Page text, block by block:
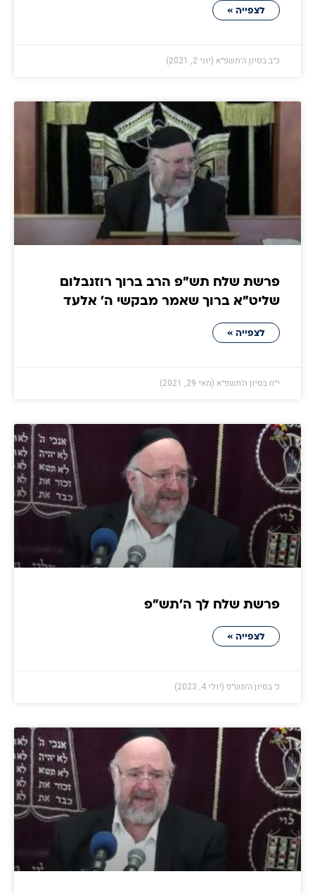
לצפייה »
כ״ב בסיון ה׳תשפ״א (יוני 2, 2021)
פרשת שלח תש"פ הרב ברוך רוזנבלום
שליט"א ברוך שאמר מבקשי ה' אלעד
לצפייה »
י״ח בסיון ה׳תשפ״א (מאי 29, 2021)
פרשת שלח לך ה׳תש״פ
לצפייה »
כ׳ בסיון ה׳תש״פ (יולי 4, 2023)